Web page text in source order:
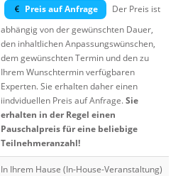
Preis auf Anfrage
Der Preis ist
abhängig von der gewünschten Dauer,
den inhaltlichen Anpassungswünschen,
dem gewünschten Termin und den zu
Ihrem Wunschtermin verfügbaren
Experten. Sie erhalten daher einen
iindviduellen Preis auf Anfrage.Sie
erhalten in der Regel einen
Pauschalpreis für eine beliebige
Teilnehmeranzahl!
In Ihrem Hause (In-House-Veranstaltung)